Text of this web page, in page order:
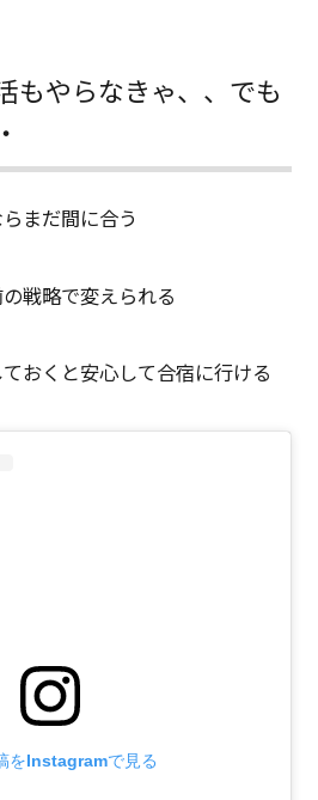
やらなきゃ、、でも
まだ間に合う
戦略で変えられる
おくと安心して合宿に行ける
をInstagramで見る